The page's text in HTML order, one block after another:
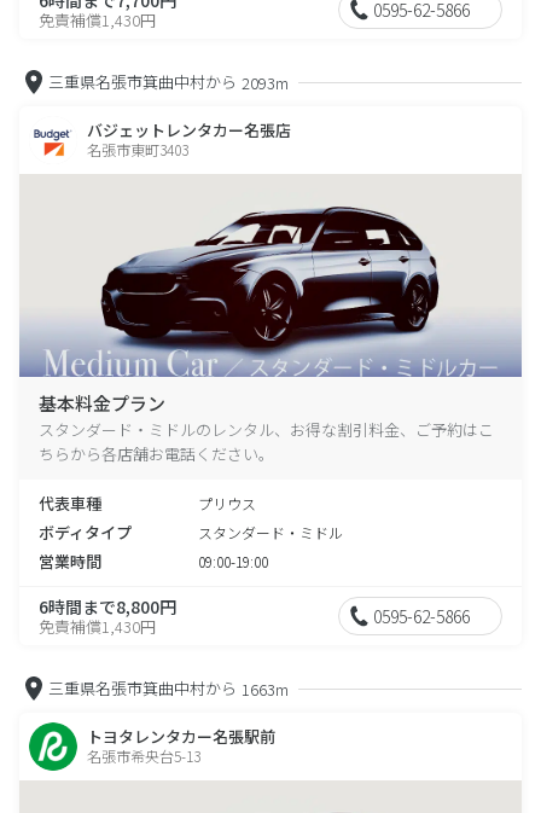
免責補償1,430円 0595-62-5866
三重県名張市箕曲中村から 2093m
バジェットレンタカー名張店
名張市東町3403
基本料金プラン
スタンダード・ミドルのレンタル、お得な割引料金、ご予約はこ
ちらから各店舗お電話ください。
代表車種 プリウス
ボディタイプ スタンダード・ミドル
営業時間 09:00-19:00
6時間まで8,800円
免責補償1,430円 0595-62-5866
三重県名張市箕曲中村から 1663m
トヨタレンタカー名張駅前
名張市希央台5-13